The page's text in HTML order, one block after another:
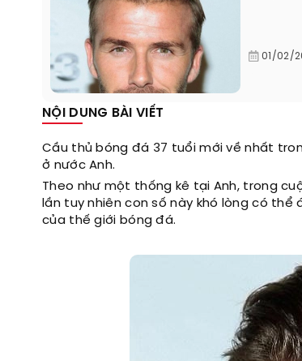
01/02/
NỘI DUNG BÀI VIẾT
Cầu thủ bóng đá 37 tuổi mới về nhất
ở nước Anh.
Theo như một thống kê tại Anh, trong
lần tuy nhiên con số này khó lòng có
của thế giới bóng đá.